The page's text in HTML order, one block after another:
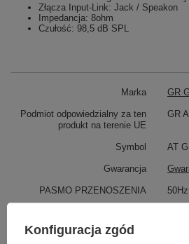
Złącza Input-Link: Jack / Speakon
Impedancja: 8ohm
Czułość: 98,5 dB SPL
Marka GR
Podmiot odpowiedzialny za ten
produkt na terenie UE
GR
Symbol AT
Gwarancja
PASMO PRZENOSZENIA
ROZMIAR GŁOŚNIKA
Konfiguracja zgód